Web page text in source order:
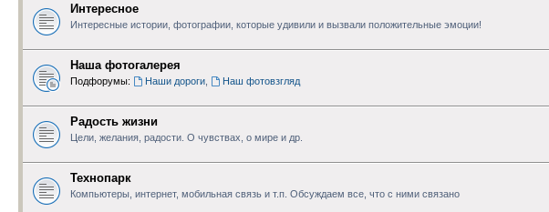
Интересное
Интересные истории, фотографии, которые удивили и вызвали положительные эмоции!
Наша фотогалерея
Подфорумы: Наши дороги, Наш фотовзгляд
Радость жизни
Цели, желания, радости. О чувствах, о мире и др.
Технопарк
Компьютеры, интернет, мобильная связь и т.п. Обсуждаем все, что с ними связано